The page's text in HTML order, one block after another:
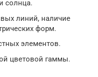
солнца.
линий, наличие
форм.
элементов.
цветовой гаммы.